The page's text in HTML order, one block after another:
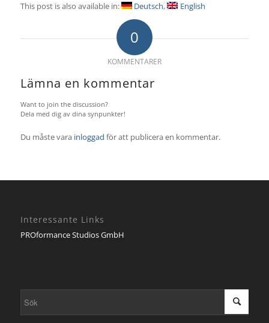
This post is also available in: Deutsch English
0
KOMMENTARER
Lämna en kommentar
Want to join the discussion?
Dela med dig av dina synpunkter!
Du måste vara inloggad för att publicera en kommentar.
Interessante Links
PROformance Studios GmbH